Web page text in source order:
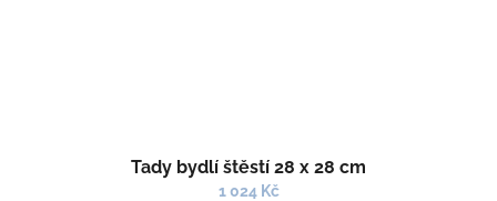
Tady bydlí štěstí 28 x 28 cm
1 024 Kč